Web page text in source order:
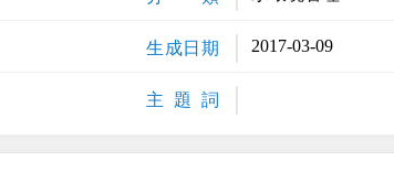
生成日期 2017-03-09
主 題 詞